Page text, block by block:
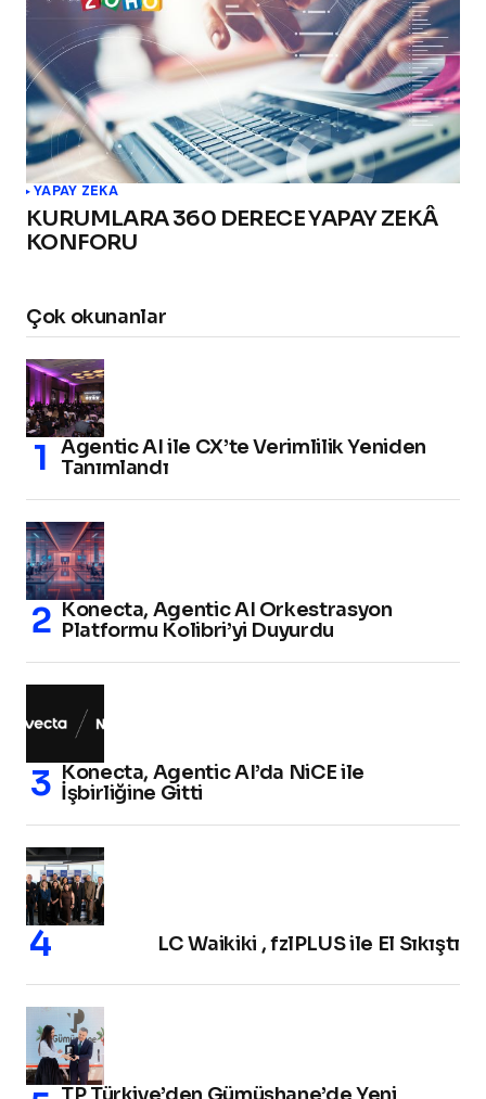
YAPAY ZEKA
KURUMLARA 360 DERECE YAPAY ZEKÂ
KONFORU
Çok okunanlar
Agentic AI ile CX’te Verimlilik Yeniden
Tanımlandı
Konecta, Agentic AI Orkestrasyon
Platformu Kolibri’yi Duyurdu
Konecta, Agentic AI’da NiCE ile
İşbirliğine Gitti
LC Waikiki , fzlPLUS ile El Sıkıştı